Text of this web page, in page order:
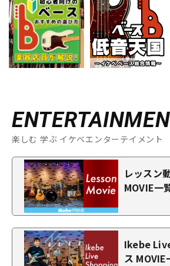
楽しむ 学ぶ イケベエンターテイメント
レッスン
MOVIE一
Ikebe
ス MOVIE